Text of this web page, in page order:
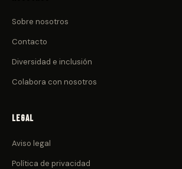
Sobre nosotros
Contacto
Diversidad e inclusión
Colabora con nosotros
Legal
Aviso legal
Política de privacidad